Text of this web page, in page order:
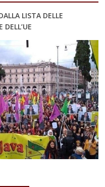
LISTA DELLE